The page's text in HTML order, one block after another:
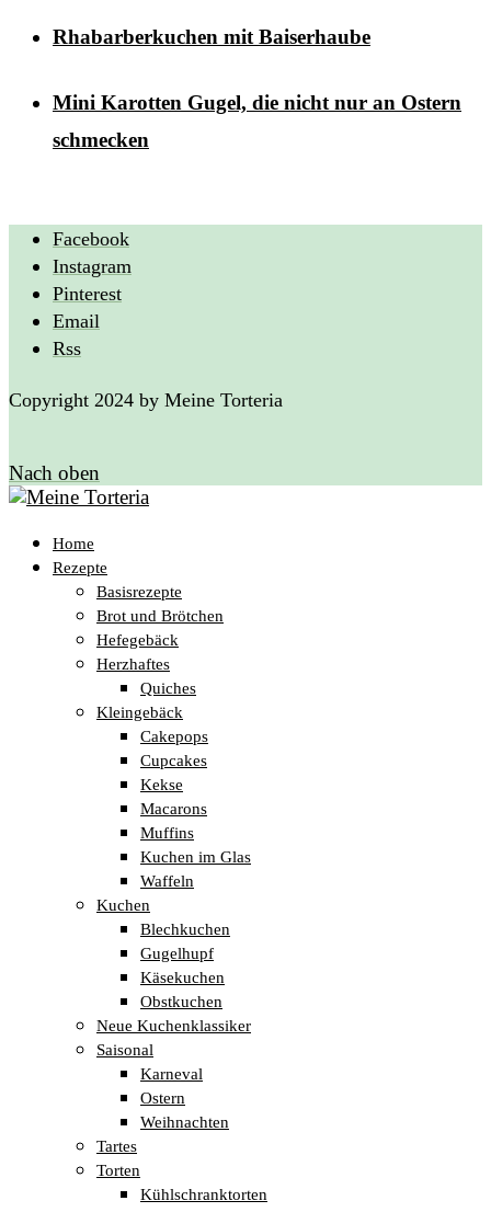
Rhabarberkuchen mit Baiserhaube
Mini Karotten Gugel, die nicht nur an Ostern
schmecken
Facebook
Instagram
Pinterest
Email
Rss
Copyright 2024 by Meine Torteria
Nach oben
Home
Rezepte
Basisrezepte
Brot und Brötchen
Hefegebäck
Herzhaftes
Quiches
Kleingebäck
Cakepops
Cupcakes
Kekse
Macarons
Muffins
Kuchen im Glas
Waffeln
Kuchen
Blechkuchen
Gugelhupf
Käsekuchen
Obstkuchen
Neue Kuchenklassiker
Saisonal
Karneval
Ostern
Weihnachten
Tartes
Torten
Kühlschranktorten